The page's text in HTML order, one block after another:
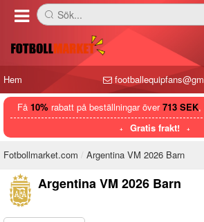
󰅼 Sök...
Hem
Få 10%rabatt på beställningar över713 SEK,
Gratis frakt!
Fotbollmarket.com Argentina VM 2026 Barn
Argentina VM 2026 Barn